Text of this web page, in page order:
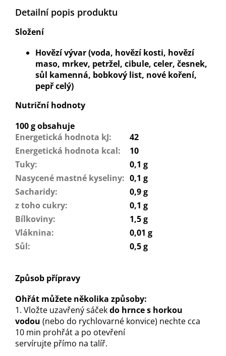
Detailní popis produktu
Složení
Hovězí vývar (voda, hovězí kosti, hovězí
maso, mrkev, petržel, cibule, celer, česnek,
sůl kamenná, bobkový list, nové koření,
pepř celý)
Nutriční hodnoty
100 g obsahuje
Energetická hodnota kJ:
42
Energetická hodnota kcal:
10
Tuky:
0,1 g
Nasycené mastné kyseliny: 0,1 g
Sacharidy:
0,9 g
z toho cukry:
0,1 g
Bílkoviny:
1,5 g
Vláknina:
0,01 g
Sůl: 0,5 g
Způsob přípravy
Ohřát můžete několika způsoby:
1. Vložte uzavřený sáčekdo hrnce s horkou
vodou (nebo do rychlovarné konvice) nechte cca
10 min prohřát a po otevření
servírujte přímo na talíř.